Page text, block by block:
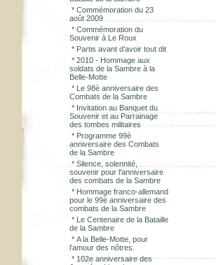
* Commémoration du 23
août 2009
* Commémoration du
Souvenir à Le Roux
* Partis avant d'avoir tout dit
* 2010 - Hommage aux
soldats de la Sambre à la
Belle-Motte
* Le 98è anniversaire des
Combats de la Sambre
* Invitation au Banquet du
Souvenir et au Parrainage
des tombes militaires
* Programme 99è
anniversaire des Combats
de la Sambre
* Silence, solennité,
souvenir pour l'anniversaire
des combats de la Sambre
* Hommage franco-allemand
pour le 99è anniversaire des
combats de la Sambre
* Le Centenaire de la Bataille
de la Sambre
* A la Belle-Motte, pour
l'amour des nôtres.
* 102e anniversaire des